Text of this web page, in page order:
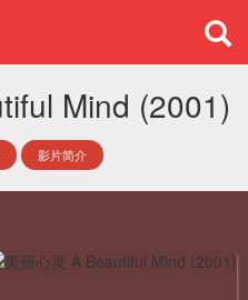
Mind (2001)
影片简介